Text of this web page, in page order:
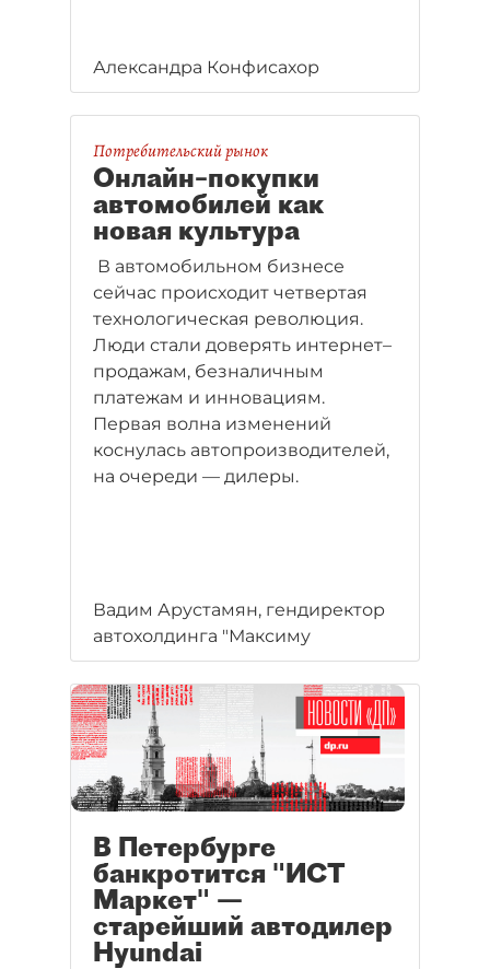
Александра Конфисахор
Потребительский рынок
Онлайн–покупки
автомобилей как
новая культура
В автомобильном бизнесе
сейчас происходит четвертая
технологическая революция.
Люди стали доверять интернет–
продажам, безналичным
платежам и инновациям.
Первая волна изменений
коснулась автопроизводителей,
на очереди — дилеры.
Вадим Арустамян, гендиректор
автохолдинга "Максиму
В Петербурге
банкротится "ИСТ
Маркет" —
старейший автодилер
Hyundai